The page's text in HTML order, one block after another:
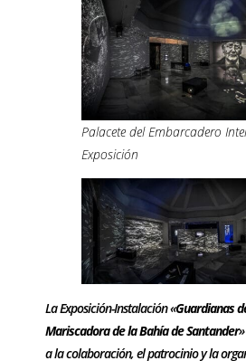
Palacete del Embarcadero
Exposición
La Exposición-Instalación «Guardianas
Mariscadora de la Bahía de Santander
a la colaboración, el patrocinio y la